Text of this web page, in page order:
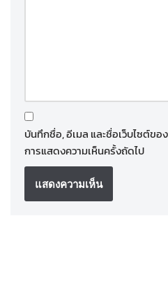
บันทึกชื่อ, อีเมล และชื่อเว็บไซต์ขอ
การแสดงความเห็นครั้งถัดไป